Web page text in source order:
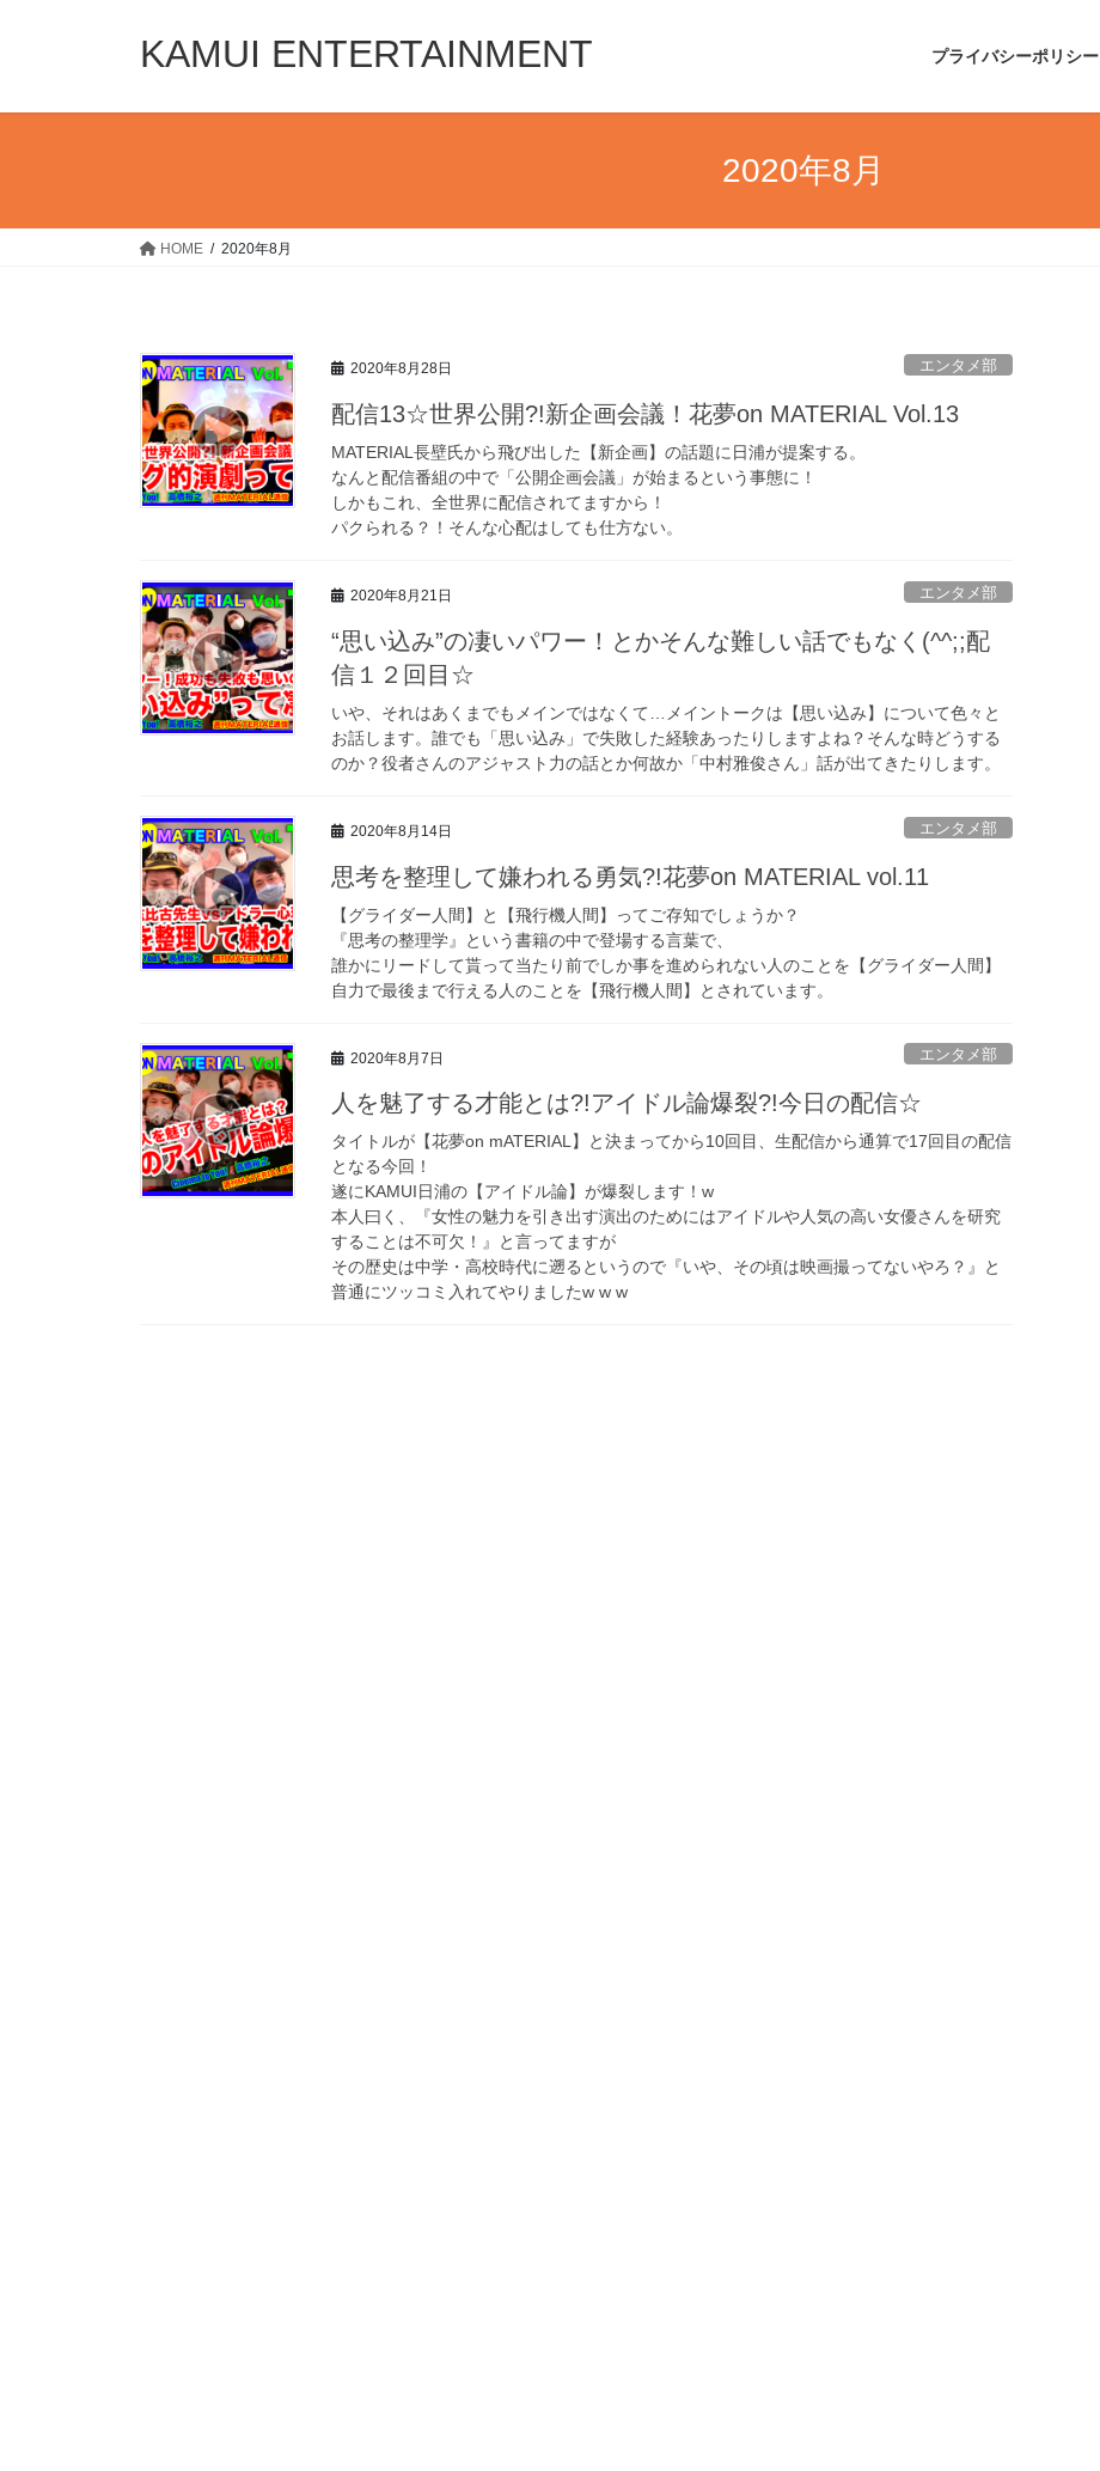
KAMUI ENTERTAINMENT プライバシーポリシー
2020年8月
HOME 2020年8月
2020年8月28日 エンタメ部
配信13☆世界公開?!新企画会議！花夢on MATERIAL Vol.13
MATERIAL長壁氏から飛び出した【新企画】の話題に日浦が提案する。
なんと配信番組の中で「公開企画会議」が始まるという事態に！
しかもこれ、全世界に配信されてますから！
パクられる？！そんな心配はしても仕方ない。
2020年8月21日 エンタメ部
“思い込み”の凄いパワー！とかそんな難しい話でもなく(^^;;配
信１２回目☆
いや、それはあくまでもメインではなくて…メイントークは【思い込み】について色々と
お話します。誰でも「思い込み」で失敗した経験あったりしますよね？そんな時どうする
のか？役者さんのアジャスト力の話とか何故か「中村雅俊さん」話が出てきたりします。
2020年8月14日 エンタメ部
思考を整理して嫌われる勇気?!花夢on MATERIAL vol.11
【グライダー人間】と【飛行機人間】ってご存知でしょうか？
『思考の整理学』という書籍の中で登場する言葉で、
誰かにリードして貰って当たり前でしか事を進められない人のことを【グライダー人間】
自力で最後まで行える人のことを【飛行機人間】とされています。
2020年8月7日 エンタメ部
人を魅了する才能とは?!アイドル論爆裂?!今日の配信☆
タイトルが【花夢on mATERIAL】と決まってから10回目、生配信から通算で17回目の配信
となる今回！
遂にKAMUI日浦の【アイドル論】が爆裂します！w
本人曰く、『女性の魅力を引き出す演出のためにはアイドルや人気の高い女優さんを研究
することは不可欠！』と言ってますが
その歴史は中学・高校時代に遡るというので『いや、その頃は映画撮ってないやろ？』と
普通にツッコミ入れてやりましたw w w